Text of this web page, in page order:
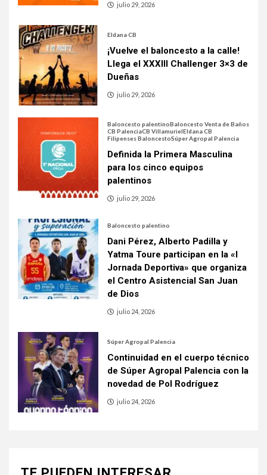
julio 29, 2026
Eldana CB
¡Vuelve el baloncesto a la calle!
Llega el XXXIII Challenger 3×3 de
Dueñas
julio 29, 2026
Baloncesto palentinoBaloncesto Venta de Baños
CB PalenciaCB VillamurielEldana CB
Filipenses BaloncestoSúper Agropal Palencia
Definida la Primera Masculina
para los cinco equipos
palentinos
julio 29, 2026
Baloncesto palentino
Dani Pérez, Alberto Padilla y
Yatma Toure participan en la «I
Jornada Deportiva» que organiza
el Centro Asistencial San Juan
de Dios
julio 24, 2026
Súper Agropal Palencia
Continuidad en el cuerpo técnico
de Súper Agropal Palencia con la
novedad de Pol Rodríguez
julio 24, 2026